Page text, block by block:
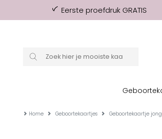
Eerste proefdruk GRATIS
Home Geboortekaartjes Geboortekaartje